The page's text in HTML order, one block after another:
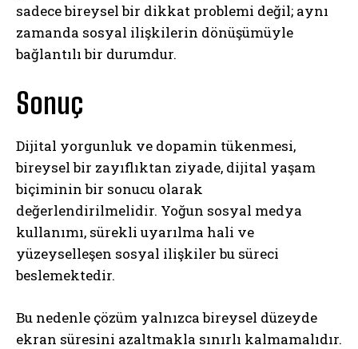
sadece bireysel bir dikkat problemi değil; aynı
zamanda sosyal ilişkilerin dönüşümüyle
bağlantılı bir durumdur.
Sonuç
Dijital yorgunluk ve dopamin tükenmesi,
bireysel bir zayıflıktan ziyade, dijital yaşam
biçiminin bir sonucu olarak
değerlendirilmelidir. Yoğun sosyal medya
kullanımı, sürekli uyarılma hali ve
yüzeyselleşen sosyal ilişkiler bu süreci
beslemektedir.
Bu nedenle çözüm yalnızca bireysel düzeyde
ekran süresini azaltmakla sınırlı kalmamalıdır.